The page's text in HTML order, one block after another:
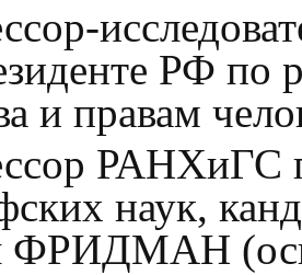
РФ по
и правам
РАНХиГС
наук,
ФРИДМАН